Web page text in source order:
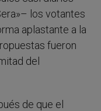
los votantes
aplastante a la
fueron
del
de que el